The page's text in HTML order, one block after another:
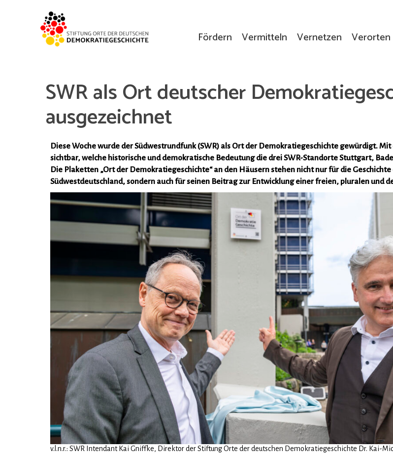
Fördern Vermitteln Vernetzen Verorten
SWR als Ort deutscher
ausgezeichnet
Diese Woche wurde der Südwestrundfunk (SWR) als Ort der Demokratiegeschichte gewürdigt.
sichtbar, welche historische und demokratische Bedeutung die drei SWR-Standorte Stuttgart,
Die Plaketten „Ort der Demokratiegeschichte“ an den Häusern stehen nicht nur für die Geschichte
Südwestdeutschland, sondern auch für seinen Beitrag zur Entwicklung einer freien, pluralen und
v.l.n.r.: SWR Intendant Kai Gniffke, Direktor der Stiftung Orte der deutschen Demokratiegeschichte Dr. Kai-